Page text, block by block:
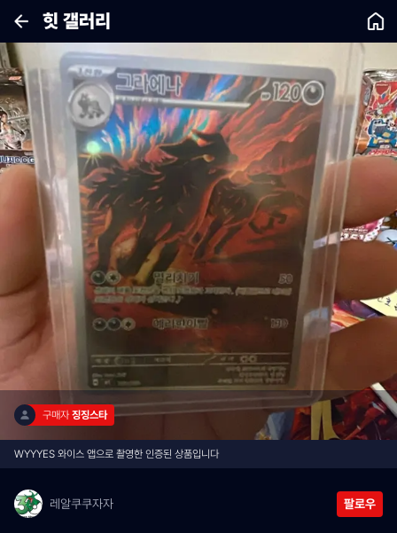
힛 갤러리
구매자 징징스타
WYYYES 와이스 앱으로 촬영한 인증된 상품입니다
레알쿠쿠자자 팔로우